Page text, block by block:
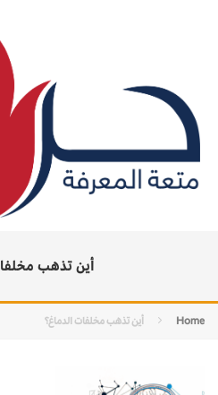
أين تذهب
Home أين تذهب مخلفات الدماغ؟